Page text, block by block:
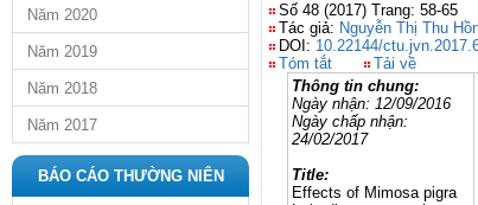
Năm 2020
Năm 2019
Năm 2018
Năm 2017
BÁO CÁO THƯỜNG NIÊN
Số 48 (2017) Trang: 58-65
Tác giả: Nguyễn Thị Thu
DOI: 10.22144/
Tóm tắt
Tải về
Thông tin chung:
Ngày nhận: 12/09/2016
Ngày chấp nhận:
24/02/2017
Title:
Effects of Mimosa pigra